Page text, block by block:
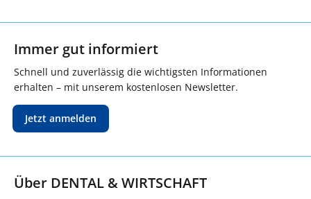
Immer gut informiert
Schnell und zuverlässig die wichtigsten Informationen
erhalten – mit unserem kostenlosen Newsletter.
Jetzt anmelden
Über DENTAL & WIRTSCHAFT